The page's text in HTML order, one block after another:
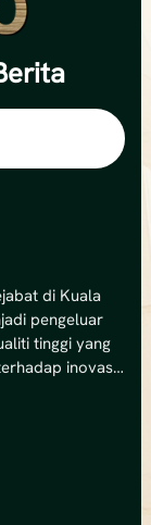
di Kuala
pengeluar
tinggi yang
inovasi
dan pagar
12
tahunan
USD 5 juta.